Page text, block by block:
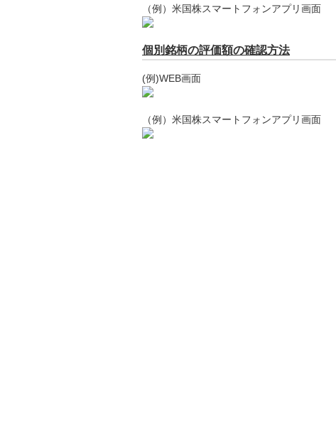
（例）米国株スマートフォンアプリ画面
個別銘柄の評価額の確認方法
(例)WEB画面
（例）米国株スマートフォンアプリ画面